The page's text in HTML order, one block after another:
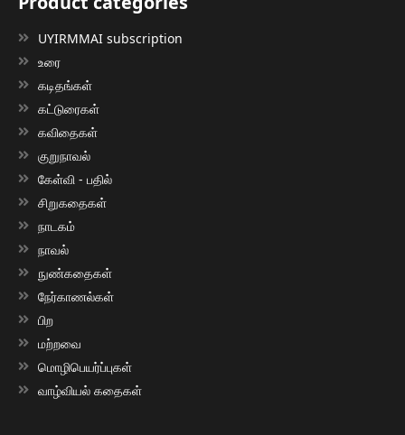
UYIRMMAI subscription
உரை
கடிதங்கள்
கட்டுரைகள்
கவிதைகள்
குறுநாவல்
கேள்வி - பதில்
சிறுகதைகள்
நாடகம்
நாவல்
நுண்கதைகள்
நேர்காணல்கள்
பிற
மற்றவை
மொழிபெயர்ப்புகள்
வாழ்வியல் கதைகள்